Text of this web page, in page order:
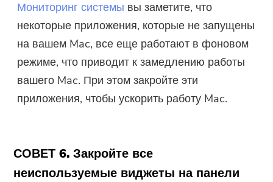
Мониторинг системы вы заметите, что
некоторые приложения, которые не запущены
на вашем Mac, все еще работают в фоновом
режиме, что приводит к замедлению работы
вашего Mac. При этом закройте эти
приложения, чтобы ускорить работу Mac.
СОВЕТ 6. Закройте все
неиспользуемые виджеты на панели